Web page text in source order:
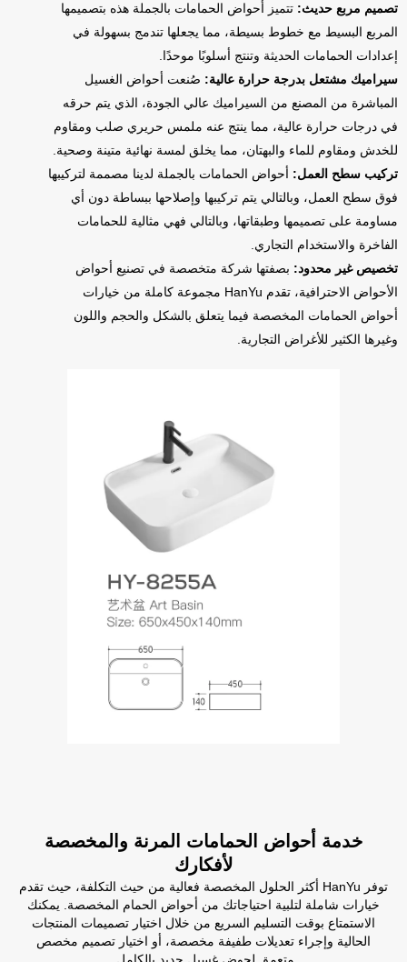
تصميم مربع حديث: تتميز أحواض الحمامات بالجملة هذه بتصميمها
المربع البسيط مع خطوط بسيطة، مما يجعلها تندمج بسهولة في
إعدادات الحمامات الحديثة وتنتج أسلوبًا موحدًا.
سيراميك مشتعل بدرجة حرارة عالية: صُنعت أحواض الغسيل
المباشرة من المصنع من السيراميك عالي الجودة، الذي يتم حرقه
في درجات حرارة عالية، مما ينتج عنه ملمس حريري صلب ومقاوم
للخدش ومقاوم للماء والبهتان، مما يخلق لمسة نهائية متينة وصحية.
تركيب سطح العمل: أحواض الحمامات بالجملة لدينا مصممة لتركيبها
فوق سطح العمل، وبالتالي يتم تركيبها وإصلاحها ببساطة دون أي
مساومة على تصميمها وطبقاتها، وبالتالي فهي مثالية للحمامات
الفاخرة والاستخدام التجاري.
تخصيص غير محدود: بصفتها شركة متخصصة في تصنيع أحواض
الأحواض الاحترافية، تقدم HanYu مجموعة كاملة من خيارات
أحواض الحمامات المخصصة فيما يتعلق بالشكل والحجم واللون
وغيرها الكثير للأغراض التجارية.
خدمة أحواض الحمامات المرنة والمخصصة
لأفكارك
توفر HanYu أكثر الحلول المخصصة فعالية من حيث التكلفة، حيث تقدم
خيارات شاملة لتلبية احتياجاتك من أحواض الحمام المخصصة. يمكنك
الاستمتاع بوقت التسليم السريع من خلال اختيار تصميمات المنتجات
الحالية وإجراء تعديلات طفيفة مخصصة، أو اختيار تصميم مخصص